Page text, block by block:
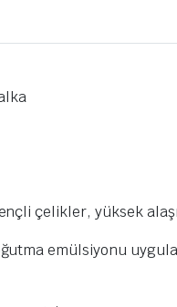
çelikler, yüksek
emülsiyonu